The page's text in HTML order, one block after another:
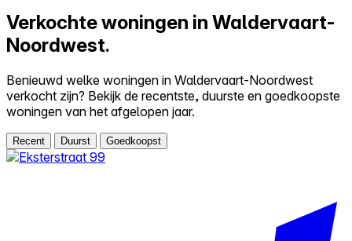
Verkochte woningen in Waldervaart-
Noordwest.
Benieuwd welke woningen in Waldervaart-Noordwest
verkocht zijn? Bekijk de recentste, duurste en goedkoopste
woningen van het afgelopen jaar.
Recent Duurst Goedkoopst